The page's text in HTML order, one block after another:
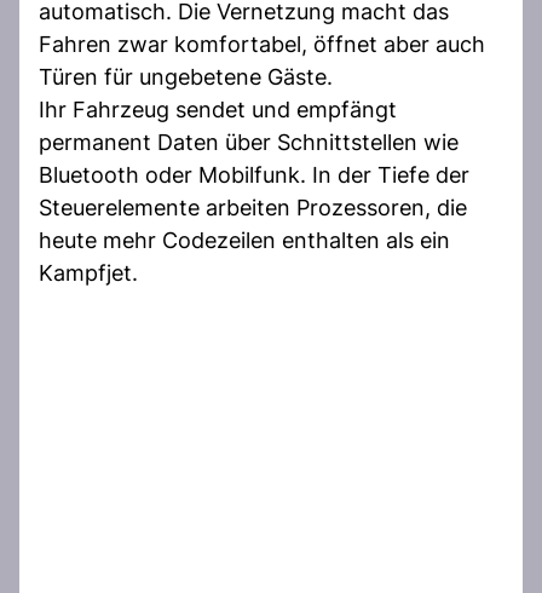
automatisch. Die Vernetzung macht das
Fahren zwar komfortabel, öffnet aber auch
Türen für ungebetene Gäste.
Ihr Fahrzeug sendet und empfängt
permanent Daten über Schnittstellen wie
Bluetooth oder Mobilfunk. In der Tiefe der
Steuerelemente arbeiten Prozessoren, die
heute mehr Codezeilen enthalten als ein
Kampfjet.